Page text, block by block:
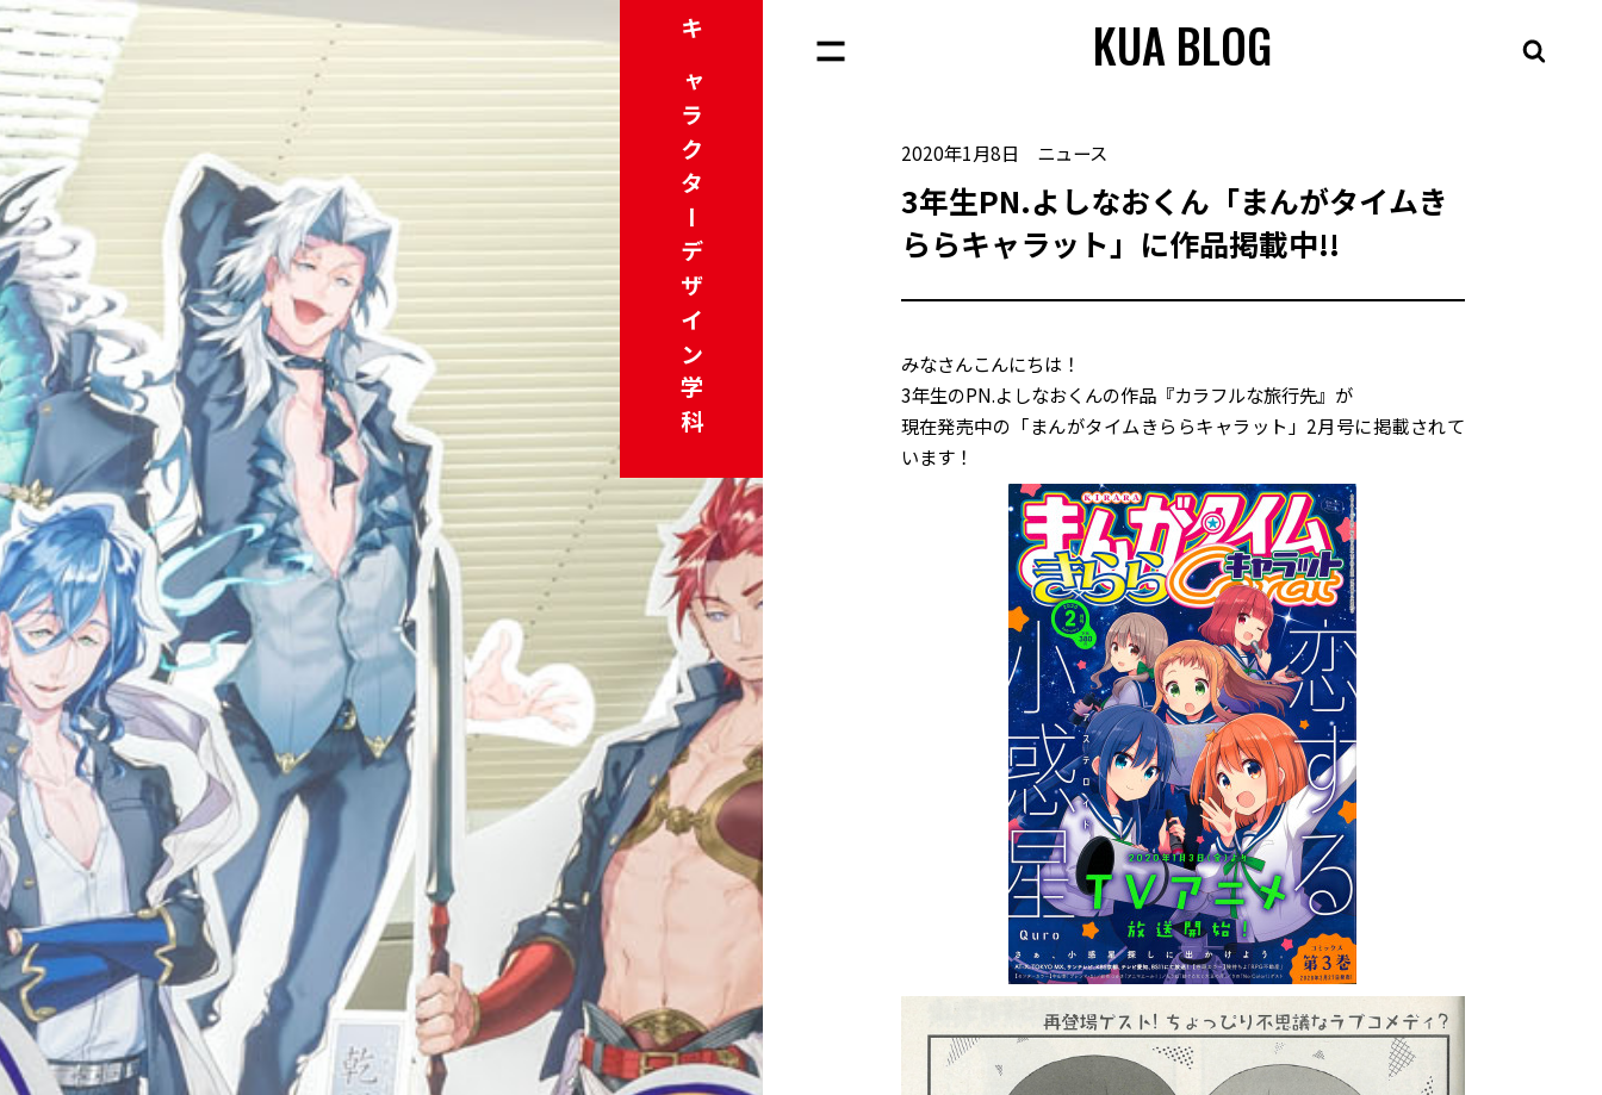
KUA BLOG
キャラクター
デザイン学科
2020年1月8日 ニュース
3年生PN.よしなおくん「まんがタイムき
ららキャラット」に作品掲載中!!
みなさんこんにちは！
3年生のPN.よしなおくんの作品『カラフルな旅行先』が
現在発売中の「まんがタイムきららキャラット」2月号に掲載されて
います！